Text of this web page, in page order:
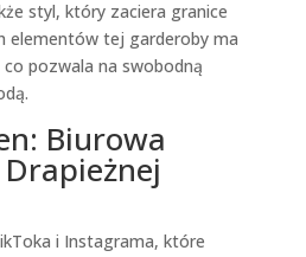
styl, który zaciera granice
elementów tej garderoby ma
pozwala na swobodną
Biurowa